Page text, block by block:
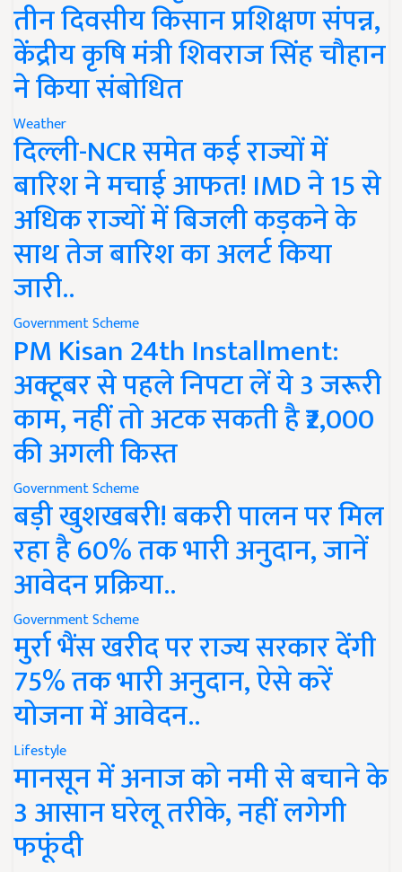
तीन दिवसीय किसान प्रशिक्षण संपन्न,
केंद्रीय कृषि मंत्री शिवराज सिंह चौहान
ने किया संबोधित
Weather
दिल्ली-NCR समेत कई राज्यों में
बारिश ने मचाई आफत! IMD ने 15 से
अधिक राज्यों में बिजली कड़कने के
साथ तेज बारिश का अलर्ट किया
जारी..
Government Scheme
PM Kisan 24th Installment:
अक्टूबर से पहले निपटा लें ये 3 जरूरी
काम, नहीं तो अटक सकती है ₹2,000
की अगली किस्त
Government Scheme
बड़ी खुशखबरी! बकरी पालन पर मिल
रहा है 60% तक भारी अनुदान, जानें
आवेदन प्रक्रिया..
Government Scheme
मुर्रा भैंस खरीद पर राज्य सरकार देंगी
75% तक भारी अनुदान, ऐसे करें
योजना में आवेदन..
Lifestyle
मानसून में अनाज को नमी से बचाने के
3 आसान घरेलू तरीके, नहीं लगेगी
फफूंदी